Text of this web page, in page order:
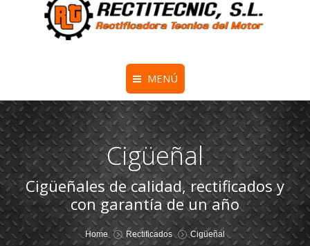
MENÚ
Cigüeñal
Cigüeñales de calidad, rectificados y
con garantía de un año
You are here: Home Rectificados Cigüeñal